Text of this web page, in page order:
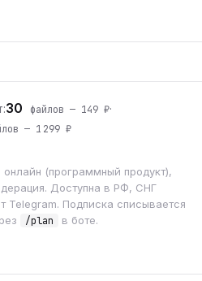
30 файлов — 149 ₽·
— 1 299 ₽
(программный продукт),
Доступна в РФ, СНГ
Telegram. Подписка списывается
/plan в боте.